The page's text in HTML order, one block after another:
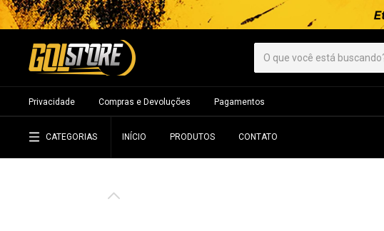
Privacidade Compras e Devoluções Pagamentos
CATEGORIAS INÍCIO PRODUTOS CONTATO